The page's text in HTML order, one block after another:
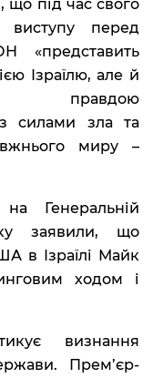
що під час свого
виступу перед
«представить
Ізраїлю, але й
силами зла та
миру –
Генеральній
заявили, що
в Ізраїлі Майк
ходом і
визнання
Прем’єр-